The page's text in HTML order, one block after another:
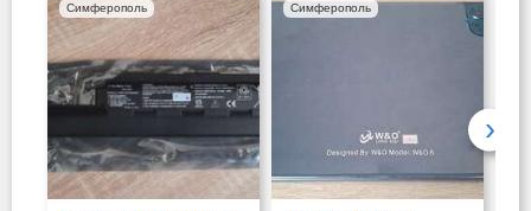
Симферополь Симферополь
›